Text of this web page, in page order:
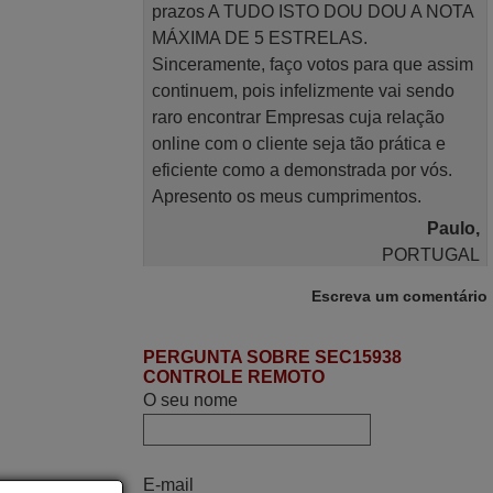
prazos A TUDO ISTO DOU DOU A NOTA
MÁXIMA DE 5 ESTRELAS.
Sinceramente, faço votos para que assim
continuem, pois infelizmente vai sendo
raro encontrar Empresas cuja relação
online com o cliente seja tão prática e
eficiente como a demonstrada por vós.
Apresento os meus cumprimentos.
Paulo,
PORTUGAL
Ótimo produto!! Não precisa fazer
nenhuma programação. Recomendo
muito!!
Escreva um comentário
PERGUNTA SOBRE SEC15938
CONTROLE REMOTO
O seu nome
E-mail